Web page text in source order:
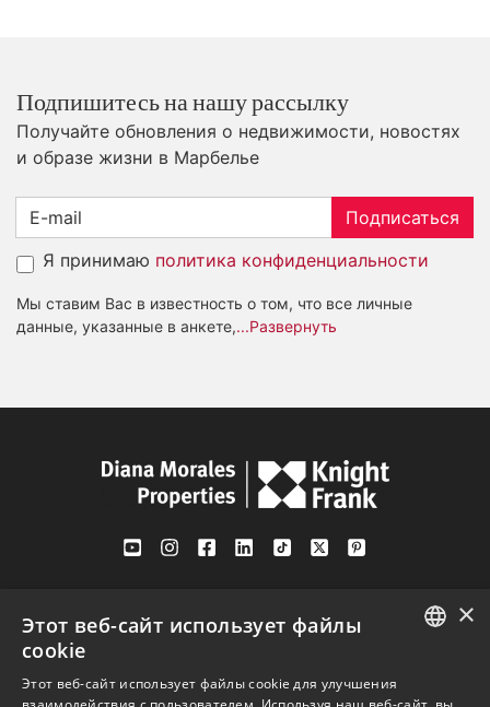
Подпишитесь на нашу рассылку
Получайте обновления о недвижимости, новостях
и образе жизни в Марбелье
Подписаться
Я принимаю политика конфиденциальности
Мы ставим Вас в известность о том, что все личные
данные, указанные в анкете,...Развернуть
1st Floor, Office 3
29601 Marbella
×
Этот веб-сайт использует файлы
cookie
Этот веб-сайт использует файлы cookie для улучшения